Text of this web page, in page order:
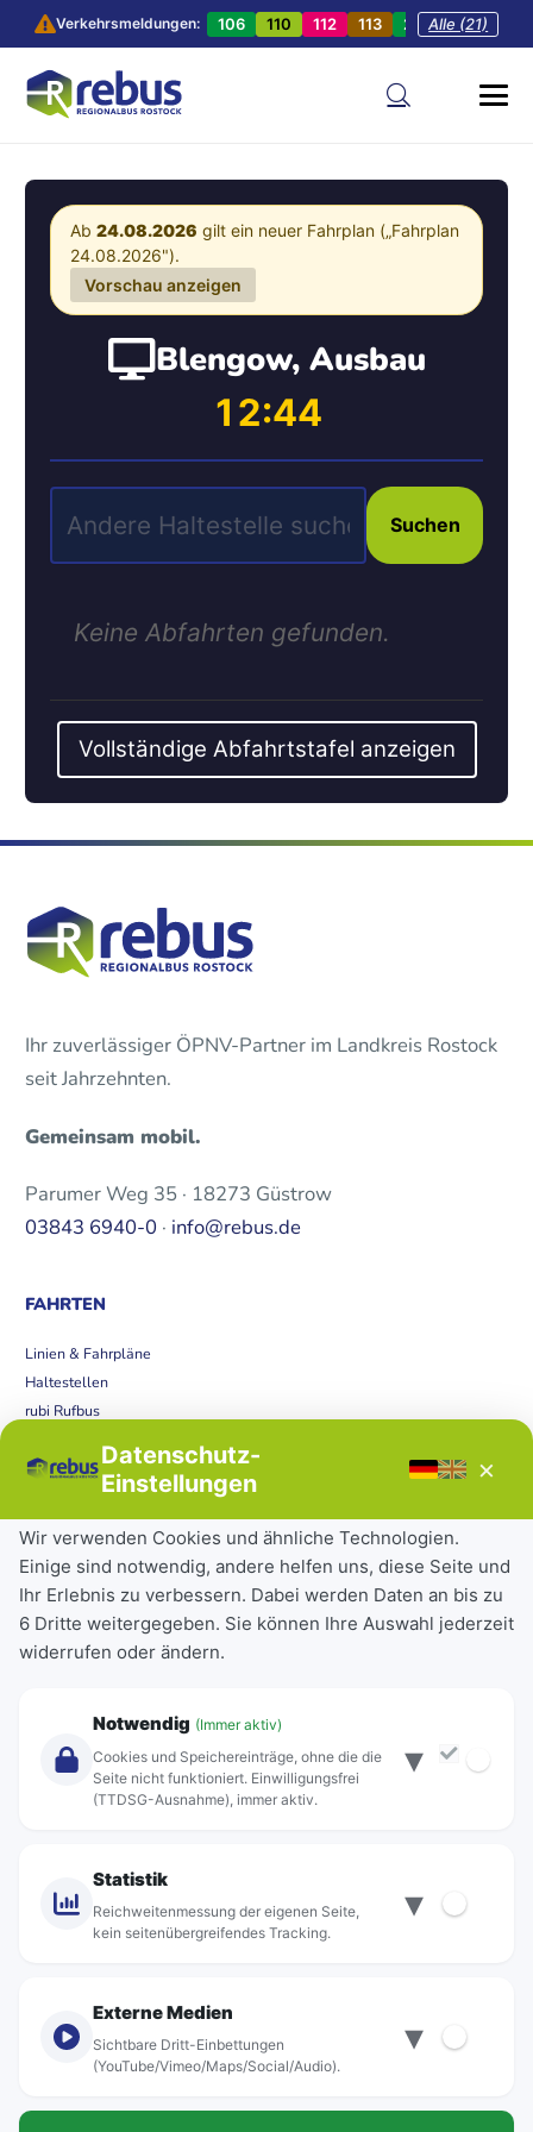
Verkehrsmeldungen: 106 110 112 113 201 202
Alle (21)
Ab 24.08.2026 gilt ein neuer Fahrplan („Fahrplan
24.08.2026").
Vorschau anzeigen
Blengow, Ausbau
12:44
Suchen
Keine Abfahrten gefunden.
Vollständige Abfahrtstafel anzeigen
Ihr zuverlässiger ÖPNV-Partner im Landkreis Rostock
seit Jahrzehnten.
Gemeinsam mobil.
Parumer Weg 35 · 18273 Güstrow
03843 6940-0 · info@rebus.de
FAHRTEN
Linien & Fahrpläne
Haltestellen
rubi Rufbus
Störungen
Tickets & Tarife
Deutschlandticket
Schülerkarte
Einzeltickets
Abonnements
Über Rebus
Standorte
© rebus Regionalbus Rostock GmbH
Datenschutz-
Einstellungen
×
Wir verwenden Cookies und ähnliche Technologien.
Einige sind notwendig, andere helfen uns, diese Seite und
Ihr Erlebnis zu verbessern. Dabei werden Daten an bis zu
6 Dritte weitergegeben. Sie können Ihre Auswahl jederzeit
widerrufen oder ändern.
Notwendig (Immer aktiv)
Cookies und Speichereinträge, ohne die die
Seite nicht funktioniert. Einwilligungsfrei
(TTDSG-Ausnahme), immer aktiv.
▾
Statistik
Reichweitenmessung der eigenen Seite,
kein seitenübergreifendes Tracking.
▾
Externe Medien
Sichtbare Dritt-Einbettungen
(YouTube/Vimeo/Maps/Social/Audio).
▾